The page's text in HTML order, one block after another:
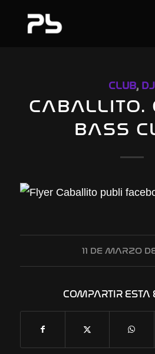
CLUB, DJ
CABALLITO.
BASS
11 DE MARZO
COMPARTIR ESTA